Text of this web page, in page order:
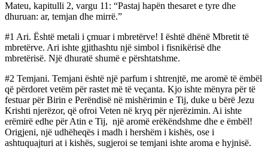
Mateu, kapitulli 2, vargu 11: “Pastaj hapën thesaret e tyre dhe
dhuruan: ar, temjan dhe mirrë.”
#1 Ari. Është metali i çmuar i mbretërve! I është dhënë Mbretit të
mbretërve. Ari ishte gjithashtu një simbol i fisnikërisë dhe
mbretërisë. Një dhuratë shumë e përshtatshme.
#2 Temjani. Temjani është një parfum i shtrenjtë, me aromë të ëmbël
që përdoret vetëm për rastet më të veçanta. Kjo ishte mënyra për të
festuar për Birin e Perëndisë në mishërimin e Tij, duke u bërë Jezu
Krishti njerëzor, që ofroi Veten në kryq për njerëzimin. Ai ishte
erëmirë edhe për Atin e Tij, një aromë erëkëndshme dhe e ëmbël!
Origjeni, një udhëheqës i madh i hershëm i kishës, ose i
ashtuquajturi at i kishës, sugjeroi se temjani ishte aroma e hyjnisë.